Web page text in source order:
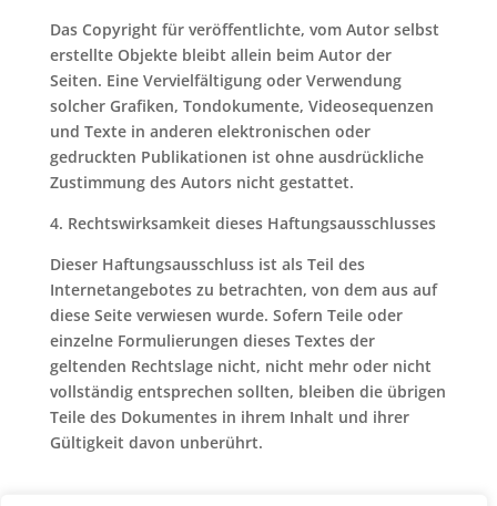
Das Copyright für veröffentlichte, vom Autor selbst
erstellte Objekte bleibt allein beim Autor der
Seiten. Eine Vervielfältigung oder Verwendung
solcher Grafiken, Tondokumente, Videosequenzen
und Texte in anderen elektronischen oder
gedruckten Publikationen ist ohne ausdrückliche
Zustimmung des Autors nicht gestattet.
4. Rechtswirksamkeit dieses Haftungsausschlusses
Dieser Haftungsausschluss ist als Teil des
Internetangebotes zu betrachten, von dem aus auf
diese Seite verwiesen wurde. Sofern Teile oder
einzelne Formulierungen dieses Textes der
geltenden Rechtslage nicht, nicht mehr oder nicht
vollständig entsprechen sollten, bleiben die übrigen
Teile des Dokumentes in ihrem Inhalt und ihrer
Gültigkeit davon unberührt.